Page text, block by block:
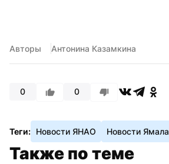
Авторы Антонина Казамкина
0 0
Теги: Новости ЯНАО Новости Ямала
Также по теме